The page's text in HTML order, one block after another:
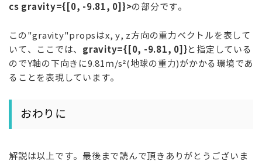
cs gravity={[0, -9.81, 0]}>の部分です。
この"gravity"propsはx, y, z方向の重力ベクトルを表して
いて、ここでは、 gravity={[0, -9.81, 0]} と指定している
のでY軸の下向きに9.81ｍ/s²(地球の重力)がかかる環境であ
ることを表現しています。
おわりに
解説は以上です。最後まで読んで頂きありがとうございま